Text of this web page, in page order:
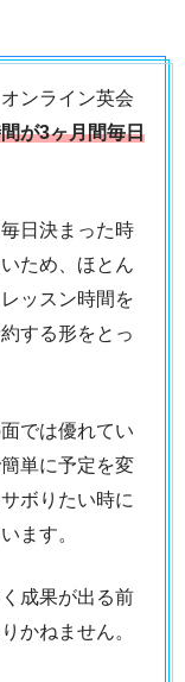
ンライン英会
が3ヶ月間毎日
日決まった時
ため、ほとん
ッスン時間を
する形をとっ
では優れてい
単に予定を変
ボりたい時に
ます。
成果が出る前
かねません。